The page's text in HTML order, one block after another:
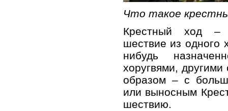
Что такое
Крестный ход –
шествие из одного
нибудь
хоругвями,
образом – с
или выносным
шествию.